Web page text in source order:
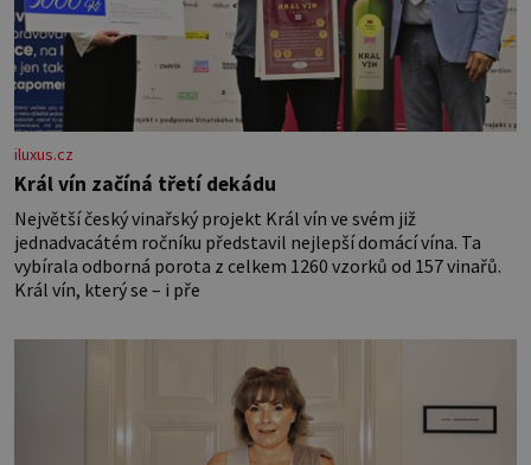
iluxus.cz
Král vín začíná třetí dekádu
Největší český vinařský projekt Král vín ve svém již
jednadvacátém ročníku představil nejlepší domácí vína. Ta
vybírala odborná porota z celkem 1260 vzorků od 157 vinařů.
Král vín, který se – i pře